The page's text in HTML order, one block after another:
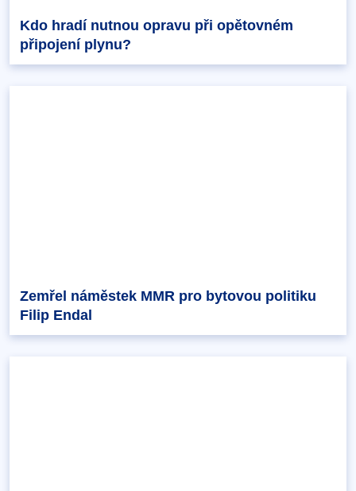
Kdo hradí nutnou opravu při opětovném
připojení plynu?
Zemřel náměstek MMR pro bytovou politiku
Filip Endal